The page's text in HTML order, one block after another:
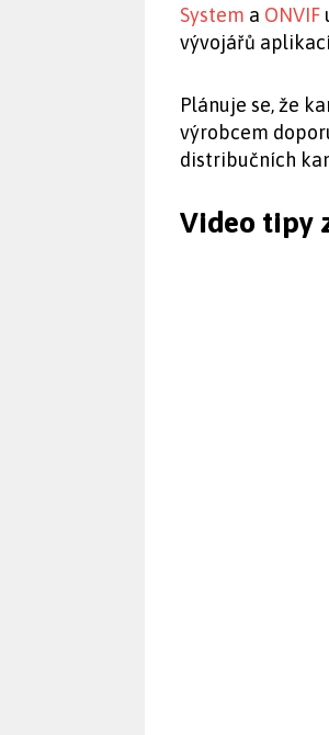
System a ONVIF
vývojářů
Plánuje se, že
výrobcem
distribučních
Video tipy